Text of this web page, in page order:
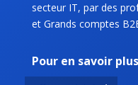
secteur IT, par des
et Grands comptes
Pour en savoir plus